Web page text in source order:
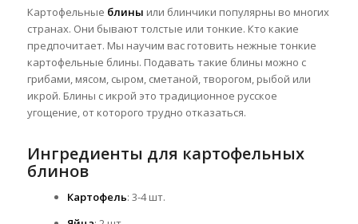
Картофельные блины или блинчики популярны во многих
странах. Они бывают толстые или тонкие. Кто какие
предпочитает. Мы научим вас готовить нежные тонкие
картофельные блины. Подавать такие блины можно с
грибами, мясом, сыром, сметаной, творогом, рыбой или
икрой. Блины с икрой это традиционное русское
угощение, от которого трудно отказаться.
Ингредиенты для картофельных
блинов
Картофель: 3-4 шт.